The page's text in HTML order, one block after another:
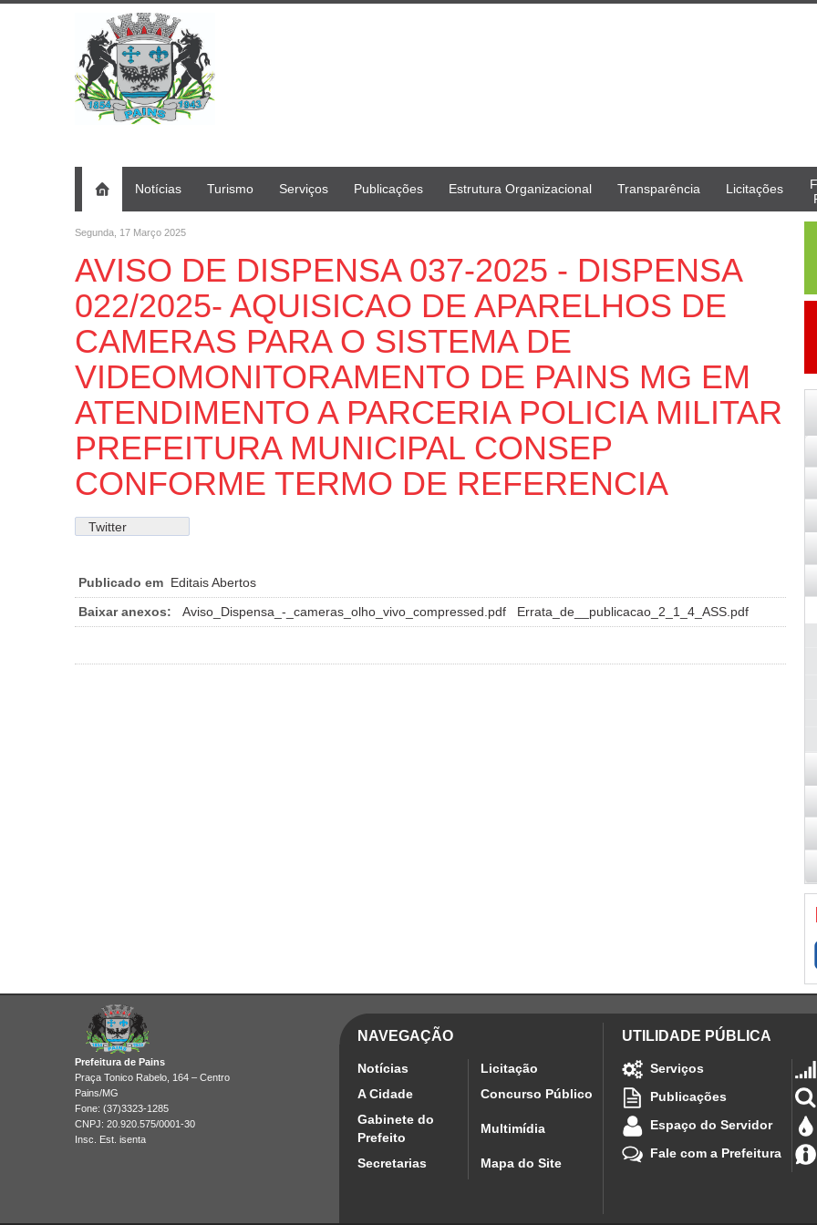
Notícias Turismo Serviços Publicações Estrutura Organizacional Transparência Licitações
Segunda, 17 Março 2025
AVISO DE DISPENSA 037-2025 - DISPENSA
022/2025- AQUISICAO DE APARELHOS DE
CAMERAS PARA O SISTEMA DE
VIDEOMONITORAMENTO DE PAINS MG EM
ATENDIMENTO A PARCERIA POLICIA MILITAR
PREFEITURA MUNICIPAL CONSEP
CONFORME TERMO DE REFERENCIA
Twitter
Publicado em Editais Abertos
Baixar anexos:
Aviso_Dispensa_-_cameras_olho_vivo_compressed.pdf Errata_de__publicacao_2_1_4_ASS.pdf
Prefeitura de Pains
Praça Tonico Rabelo, 164 – Centro
Pains/MG
Fone: (37)3323-1285
CNPJ: 20.920.575/0001-30
Insc. Est. isenta
NAVEGAÇÃO
Notícias
Licitação
A Cidade
Concurso Público
Gabinete do
Prefeito
Multimídia
Secretarias Mapa do Site
UTILIDADE PÚBLICA
Serviços
Publicações
Espaço do Servidor
Fale com a Prefeitura